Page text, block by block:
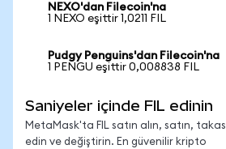
NEXO'dan Filecoin'na
1 NEXO eşittir 1,0211 FIL
Pudgy Penguins'dan Filecoin'na
1 PENGU eşittir 0,008838 FIL
Saniyeler içinde FIL edinin
MetaMask'ta FIL satın alın, satın, takas
edin ve değiştirin. En güvenilir kripto